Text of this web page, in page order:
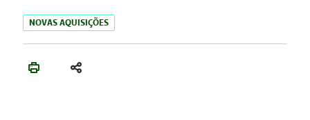
NOVAS AQUISIÇÕES